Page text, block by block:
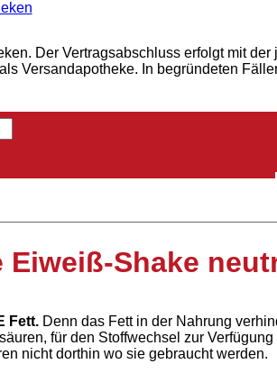
Der Vertragsabschluss erfolgt mit
Versandapotheke. In begründeten
Eiweiß-Shake
Fett. Denn das Fett in der Nahrung
für den Stoffwechsel zur
nicht dorthin wo sie gebraucht werden.